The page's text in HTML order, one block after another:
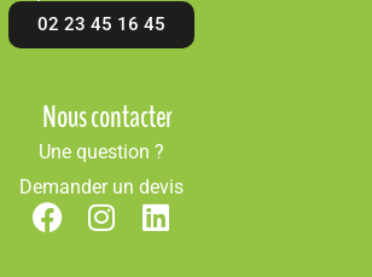
02 23 45 16 45
Nous contacter
Une question ?
Demander un devis